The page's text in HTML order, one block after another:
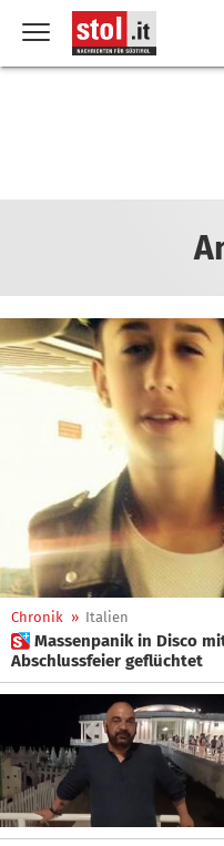
Chronik » Italien
 Massenpanik in Disco mit 6 Toten: Verurteilter nach Uni-
Abschlussfeier geflüchtet